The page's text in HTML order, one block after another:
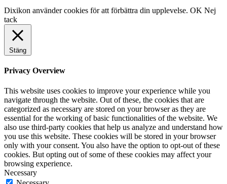
Dixikon använder cookies för att förbättra din upplevelse. OK Nej
tack
Stäng
Privacy Overview
This website uses cookies to improve your experience while you
navigate through the website. Out of these, the cookies that are
categorized as necessary are stored on your browser as they are
essential for the working of basic functionalities of the website. We
also use third-party cookies that help us analyze and understand how
you use this website. These cookies will be stored in your browser
only with your consent. You also have the option to opt-out of these
cookies. But opting out of some of these cookies may affect your
browsing experience.
Necessary